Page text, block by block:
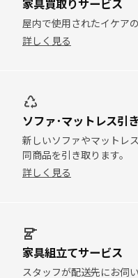
家具買取りサービス
屋内で使用されたイケア
詳しく見る
ソファ･マットレス引
新しいソファやマットレ
同商品を引き取ります。
詳しく見る
家具組立てサービス
スタッフが配送先にお伺